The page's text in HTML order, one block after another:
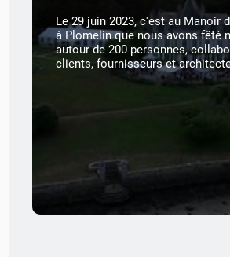
Le 29 juin 2023, c'est au Manoir
à Plomelin que nous avons fêté
autour de 200 personnes,
clients, fournisseurs et